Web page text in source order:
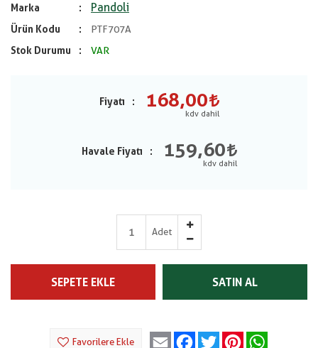
Marka Pandoli
Ürün Kodu
PTF707A
Stok Durumu
VAR
Fiyatı 168,00
Havale Fiyatı 159,60
Adet
SEPETE EKLE SATIN AL
Favorilere Ekle Email Facebook
Twitter Pinterest